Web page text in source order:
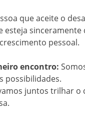
que aceite o
esteja
pessoal.
encontro:
possibilidades.
juntos trilhar o